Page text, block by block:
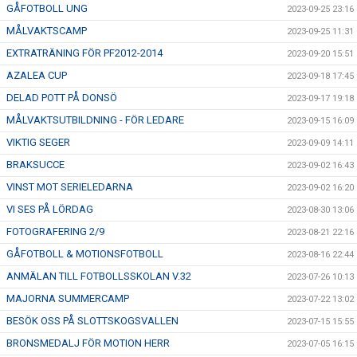
GÅFOTBOLL UNG 2023-09-25 23:16
MÅLVAKTSCAMP 2023-09-25 11:31
EXTRATRÄNING FÖR PF2012-2014 2023-09-20 15:51
AZALEA CUP 2023-09-18 17:45
DELAD POTT PÅ DONSÖ 2023-09-17 19:18
MÅLVAKTSUTBILDNING - FÖR LEDARE 2023-09-15 16:09
VIKTIG SEGER 2023-09-09 14:11
BRAKSUCCE 2023-09-02 16:43
VINST MOT SERIELEDARNA 2023-09-02 16:20
VI SES PÅ LÖRDAG 2023-08-30 13:06
FOTOGRAFERING 2/9 2023-08-21 22:16
GÅFOTBOLL & MOTIONSFOTBOLL 2023-08-16 22:44
ANMÄLAN TILL FOTBOLLSSKOLAN V.32 2023-07-26 10:13
MAJORNA SUMMERCAMP 2023-07-22 13:02
BESÖK OSS PÅ SLOTTSKOGSVALLEN 2023-07-15 15:55
BRONSMEDALJ FÖR MOTION HERR 2023-07-05 16:15